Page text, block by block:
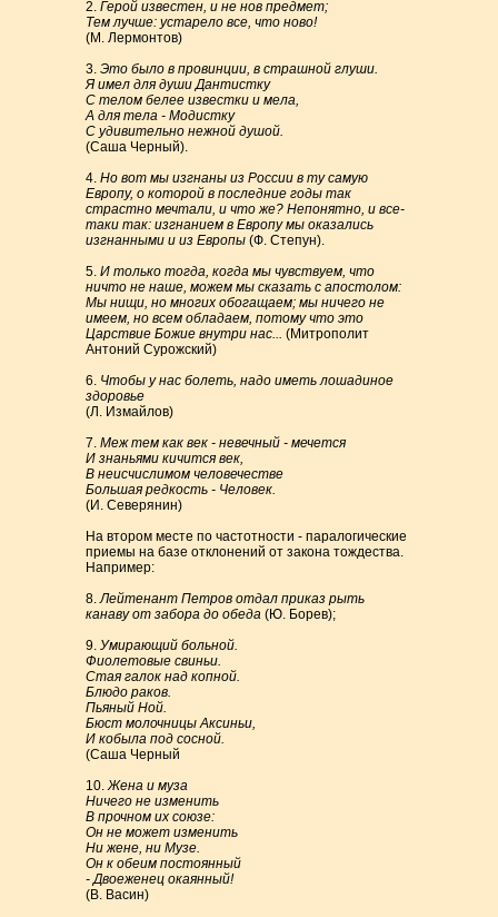
2.Герой известен, и не нов предмет;
Тем лучше: устарело все, что ново!
(М. Лермонтов)
3.Это было в провинции, в страшной глуши.
Я имел для души Дантистку
С телом белее известки и мела,
А для тела - Модистку
С удивительно нежной душой.
(Саша Черный).
4.Но вот мы изгнаны из России в ту самую
Европу, о которой в последние годы так
страстно мечтали, и что же? Непонятно, и все-
таки так: изгнанием в Европу мы оказались
изгнанными и из Европы (Ф. Степун).
5.И только тогда, когда мы чувствуем, что
ничто не наше, можем мы сказать с апостолом:
Мы нищи, но многих обогащаем; мы ничего не
имеем, но всем обладаем, потому что это
Царствие Божие внутри нас... (Митрополит
Антоний Сурожский)
6. Чтобы у нас болеть, надо иметь лошадиное
здоровье
(Л. Измайлов)
7.Меж тем как век - невечный - мечется
И знаньями кичится век,
В неисчислимом человечестве
Большая редкость - Человек.
(И. Северянин)
На втором месте по частотности - паралогические
приемы на базе отклонений от закона тождества.
Например:
8.Лейтенант Петров отдал приказ рыть
канаву от забора до обеда (Ю. Борев);
9.Умирающий больной.
Фиолетовые свиньи.
Стая галок над копной.
Блюдо раков.
Пьяный Ной.
Бюст молочницы Аксиньи,
И кобыла под сосной.
(Саша Черный
10.Жена и муза
Ничего не изменить
В прочном их союзе:
Он не может изменить
Ни жене, ни Музе.
Он к обеим постоянный
- Двоеженец окаянный!
(В. Васин)